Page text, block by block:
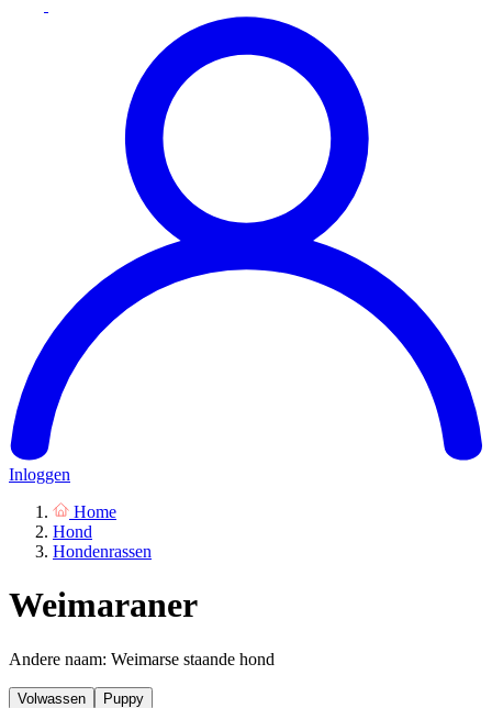
Inloggen
Home
Hond
Hondenrassen
Weimaraner
Andere naam: Weimarse staande hond
Volwassen Puppy